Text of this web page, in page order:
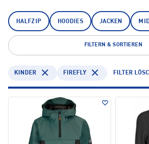
HALFZIP HOODIES JACKEN
FILTERN & SORTIEREN
KINDER FIREFLY FILTER